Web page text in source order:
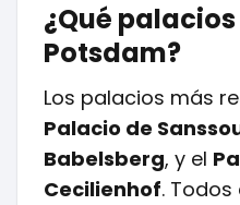
¿Qué
Potsdam?
Los palacios más
Palacio de
Babelsberg, y el
Cecilienhof.